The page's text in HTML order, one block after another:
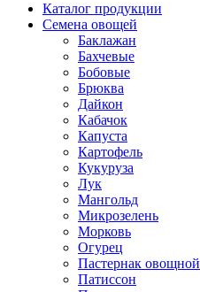
Каталог продукции
Семена овощей
Баклажан
Бахчевые
Бобовые
Брюква
Дайкон
Кабачок
Капуста
Картофель
Кукуруза
Лук
Мангольд
Микрозелень
Морковь
Огурец
Пастернак овощной
Патиссон